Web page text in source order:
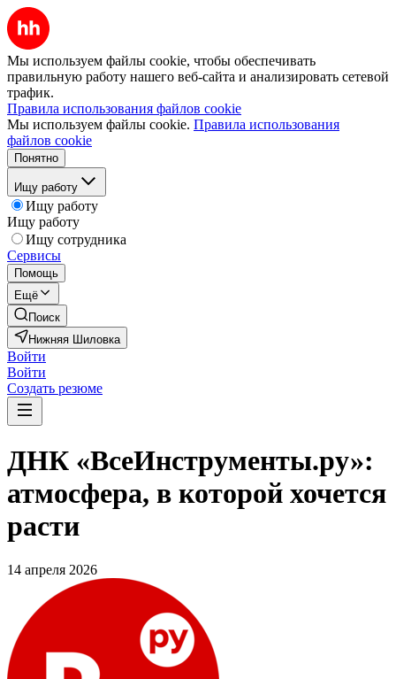
Мы используем файлы cookie, чтобы обеспечивать
правильную работу нашего веб-сайта и анализировать сетевой
трафик.
Правила использования файлов cookie
Мы используем файлы cookie. Правила использования
файлов cookie
Понятно
Ищу работу
Ищу работу
Ищу работу
Ищу сотрудника
Сервисы
Помощь
Ещё
Поиск
Нижняя Шиловка
Войти
Войти
Создать резюме
ДНК «ВсеИнструменты.ру»:
атмосфера, в которой хочется
расти
14 апреля 2026